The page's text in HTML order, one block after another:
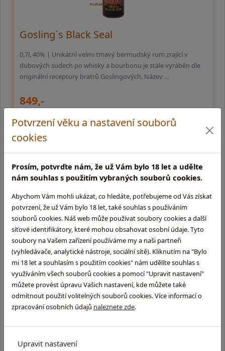
Potvrzení věku a nastavení souborů
cookies
Prosím, potvrďte nám, že už Vám bylo 18 let a udělte
nám souhlas s použitím vybraných souborů cookies.
Abychom Vám mohli ukázat, co hledáte, potřebujeme od Vás získat
potvrzení, že už Vám bylo 18 let, také souhlas s používáním
souborů cookies. Náš web může používat soubory cookies a další
síťové identifikátory, které mohou obsahovat osobní údaje. Tyto
soubory na Vašem zařízení používáme my a naši partneři
(vyhledávače, analytické nástroje, sociální sítě). Kliknutím na "Bylo
mi 18 let a souhlasím s použitím cookies" nám udělíte souhlas s
využíváním všech souborů cookies a pomocí "Upravit nastavení"
můžete provést úpravu Vašich nastavení, kde můžete také
odmítnout použití volitelných souborů cookies. Více informací o
zpracování osobních údajů naleznete zde.
Upravit nastavení
Gosling´s Black Seal
0,7l, 40% | Unikátní velmi tmavý bermudský rum zrající v
dubových sudech po whisky a bourbonu je stále vyráběn dle
originální receptury bratrů Goslingových. Název …
849,-
externí sklad (3 - 10 dní)
Sailor Jerry Spiced
0,7l, 40% | Sailor Jerry Spiced Rum je tmavý, středně sladký,
ostřejší, kořeněný (vanilka, skořice, hřebíček). Jeden degustér
ho popsal slovy: 'Není to líbivý, t …
589,-